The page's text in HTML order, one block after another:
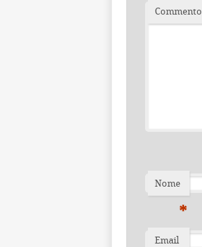
Commento
Nome
*
Email